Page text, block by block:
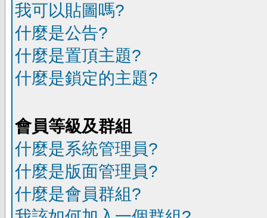
我可以貼圖嗎?
什麼是公告?
什麼是置頂主題?
什麼是鎖定的主題?
會員等級及群組
什麼是系統管理員?
什麼是版面管理員?
什麼是會員群組?